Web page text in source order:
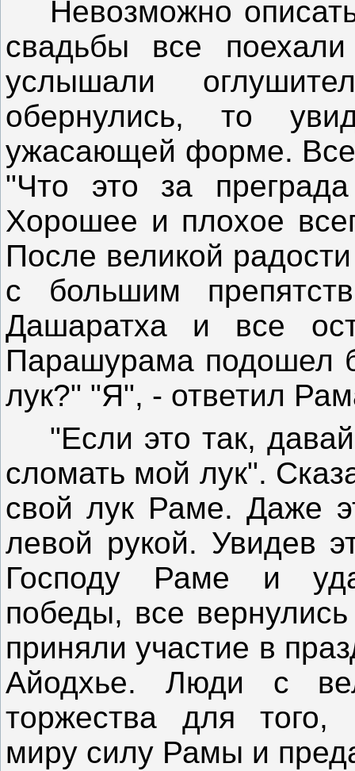
Невозможно
свадьбы все
услышали
обернулись, то
ужасающей форме. Все
"Что это за
Хорошее и плохое
После великой
с большим
Дашаратха и все
Парашурама подошел
лук?" "Я", - ответил
"Если это так,
сломать мой лук".
свой лук Раме. Даже
левой рукой. Увидев
Господу Раме и
победы, все
приняли участие в
Айодхье. Люди с
торжества для того,
миру силу Рамы и